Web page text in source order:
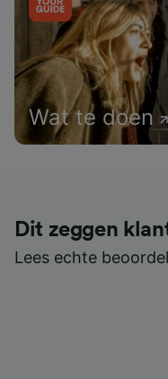
Wat te doen
Dit zeggen
Lees echte